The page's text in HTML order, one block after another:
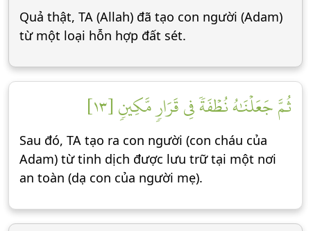
Quả thật, TA (Allah) đã tạo con người (Adam)
từ một loại hỗn hợp đất sét.
ثُمَّ جَعَلۡنَٰهُ نُطۡفَةٗ فِي قَرَارٖ مَّكِينٖ [١٣]
Sau đó, TA tạo ra con người (con cháu của
Adam) từ tinh dịch được lưu trữ tại một nơi
an toàn (dạ con của người mẹ).